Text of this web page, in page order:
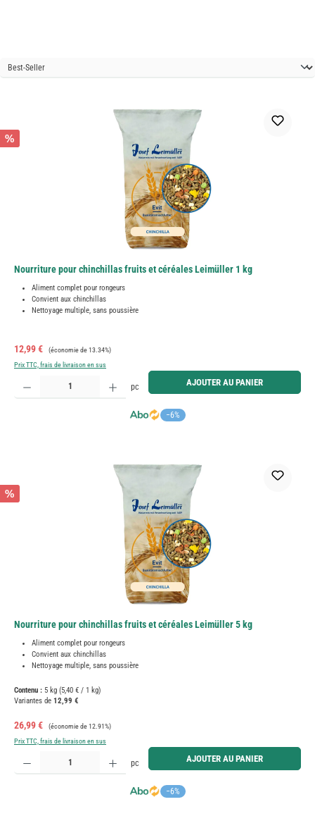
%
Nourriture pour chinchillas fruits et céréales Leimüller 1 kg
Aliment complet pour rongeurs
Convient aux chinchillas
Nettoyage multiple, sans poussière
Prix de vente :
12,99 € Prix régulier :
(économie de 13.34%)
Prix TTC, frais de livraison en sus
−6%
Quantité de produit : Entrez la quantité souhaitée ou utilisez les boutons pour augmenter ou
pc AJOUTER AU PANIER
%
Nourriture pour chinchillas fruits et céréales Leimüller 5 kg
Aliment complet pour rongeurs
Convient aux chinchillas
Nettoyage multiple, sans poussière
Contenu : 5 kg (5,40 € / 1 kg)
Variantes de 12,99 €
Prix de vente :
26,99 € Prix régulier :
(économie de 12.91%)
Prix TTC, frais de livraison en sus
−6%
Quantité de produit : Entrez la quantité souhaitée ou utilisez les boutons pour augmenter ou
pc AJOUTER AU PANIER